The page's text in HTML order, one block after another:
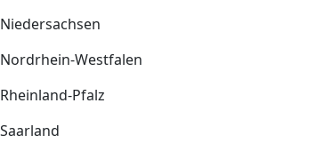
Niedersachsen
Nordrhein-Westfalen
Rheinland-Pfalz
Saarland